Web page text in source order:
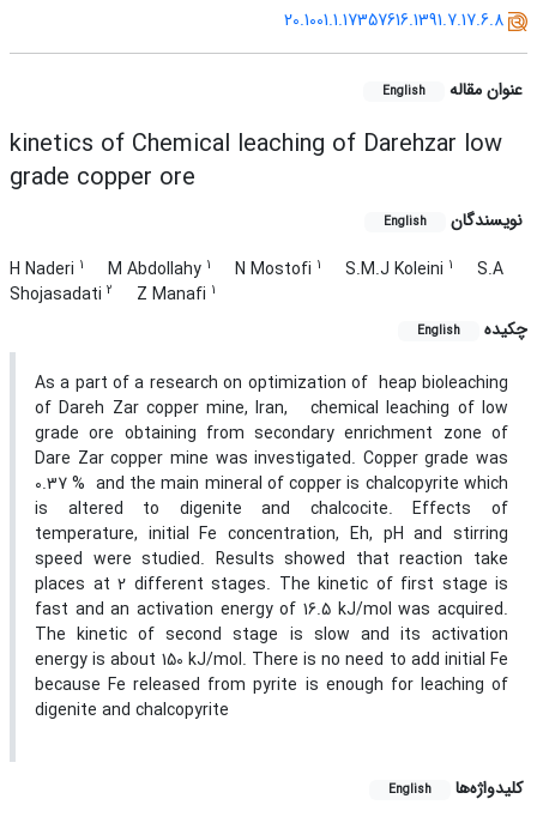
20.1001.1.17357616.1391.7.17.6.8
عنوان مقاله English
kinetics of Chemical leaching of Darehzar low
grade copper ore
نویسندگان English
H Naderi 1 M Abdollahy 1 N Mostofi 1 S.M.J Koleini 1
S.A
Shojasadati 2 Z Manafi 1
چکیده English
As a part of a research on optimization of heap bioleaching
of Dareh Zar copper mine, Iran, chemical leaching of low
grade ore obtaining from secondary enrichment zone of
Dare Zar copper mine was investigated. Copper grade was
0.37 % and the main mineral of copper is chalcopyrite which
is altered to digenite and chalcocite. Effects of
temperature, initial Fe concentration, Eh, pH and stirring
speed were studied. Results showed that reaction take
places at 2 different stages. The kinetic of first stage is
fast and an activation energy of 16.5 kJ/mol was acquired.
The kinetic of second stage is slow and its activation
energy is about 150 kJ/mol. There is no need to add initial Fe
because Fe released from pyrite is enough for leaching of
digenite and chalcopyrite
کلیدواژه‌ها English